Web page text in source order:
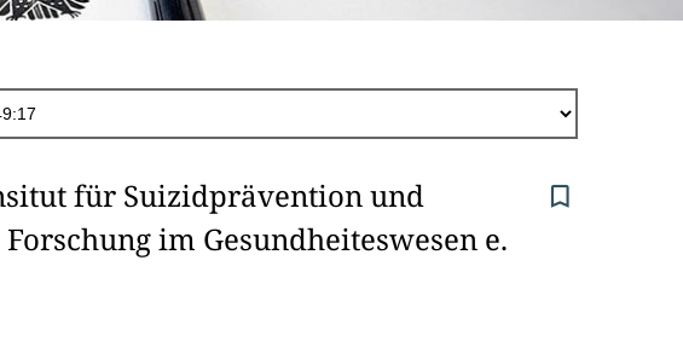
für Suizidprävention und
im Gesundheiteswesen e.